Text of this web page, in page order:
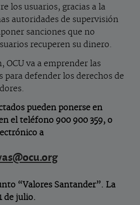
los usuarios, gracias a la
autoridades de supervisión
sanciones que no
recuperen su dinero.
OCU va a emprender las
para defender los derechos de
pueden ponerse en
el teléfono 900 900 359, o
a
“Valores Santander”. La
de julio.